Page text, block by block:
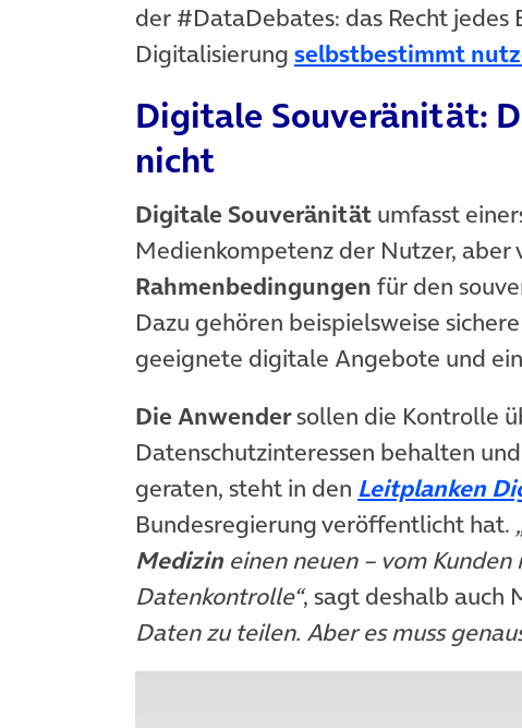
der #DataDebates: das Recht jedes
Digitalisierung selbstbestimmt
Digitale Souveränität:
nicht
Digitale Souveränität umfasst
Medienkompetenz der Nutzer, aber
Rahmenbedingungen für den
Dazu gehören beispielsweise
geeignete digitale Angebote und
Die Anwendersollen die Kontrolle
Datenschutzinteressen behalten
geraten, steht in den Leitplanken
Bundesregierung veröffentlicht hat.
Medizin einen neuen – vom
Datenkontrolle“, sagt deshalb auch
Daten zu teilen. Aber es muss